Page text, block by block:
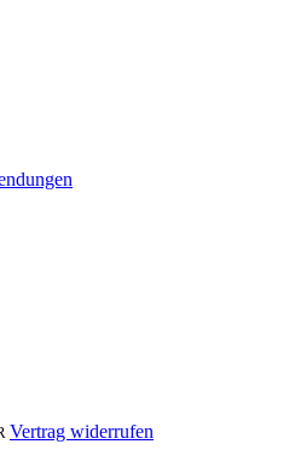
Vertrag widerrufen